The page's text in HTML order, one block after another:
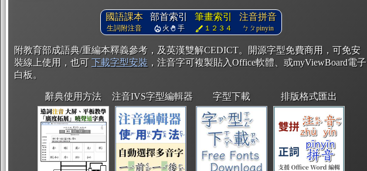
國語課本
生詞附注音
部首索引
火 手
筆畫索引
１２３４
注音拼音
ㄅㄆpinyin
附教育部成語典/重編本釋義參考，及英漢雙解CEDICT。開源字型免費商用，可免安
裝線上使用，也可 下載字型安裝 ，注音字可複製貼入Office軟體、或myViewBoard電子
白板。
辭典使用方法 注音IVS字型編輯器 字型下載 排版格式匯出